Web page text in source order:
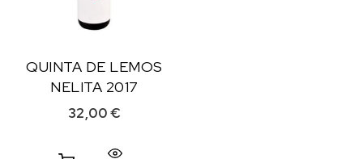
QUINTA DE LEMOS
NELITA 2017
32,00€